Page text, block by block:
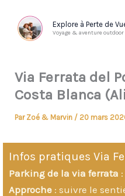
contenu
Explore à Perte de
Voyage & aventure outdoor
Via Ferrata del
Costa Blanca
Par Zoé & Marvin / 20 mars
Infos pratiques Via
Parking de la via ferrata :
Approche : suivre le